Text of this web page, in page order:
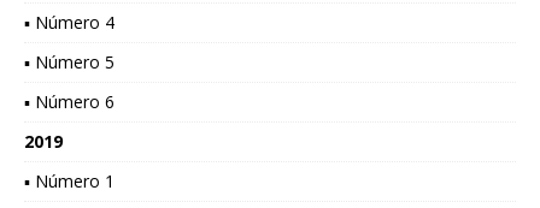
▪ Número 4
▪ Número 5
▪ Número 6
2019
▪ Número 1